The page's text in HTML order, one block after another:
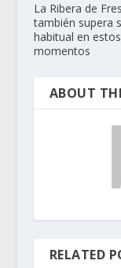
La Ribera de
también supera
habitual en estos
momentos
ABOUT
RELATED